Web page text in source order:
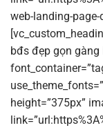
web-landing-page-
bđs đẹp gọn gàng
height=”375px”